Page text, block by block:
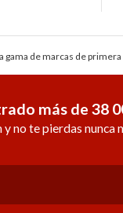
gama de marcas de
más de 38
no te pierdas nunca